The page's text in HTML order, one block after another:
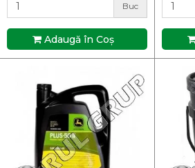
Buc
Adaugă în Coş